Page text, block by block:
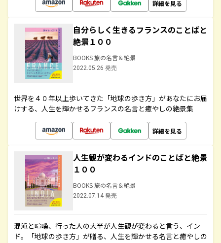
詳細を見る
自分らしく生きるフランスのことばと
絶景１００
BOOKS 旅の名言＆絶景
2022.05.26 発売
世界を４０年以上歩いてきた「地球の歩き方」があなたにお届
けする、人生を輝かせるフランスの名言と癒やしの絶景集
詳細を見る
人生観が変わるインドのことばと絶景
１００
BOOKS 旅の名言＆絶景
2022.07.14 発売
混沌と喧噪、行った人の大半が人生観が変わると言う、イン
ド。「地球の歩き方」が贈る、人生を輝かせる名言と癒やしの